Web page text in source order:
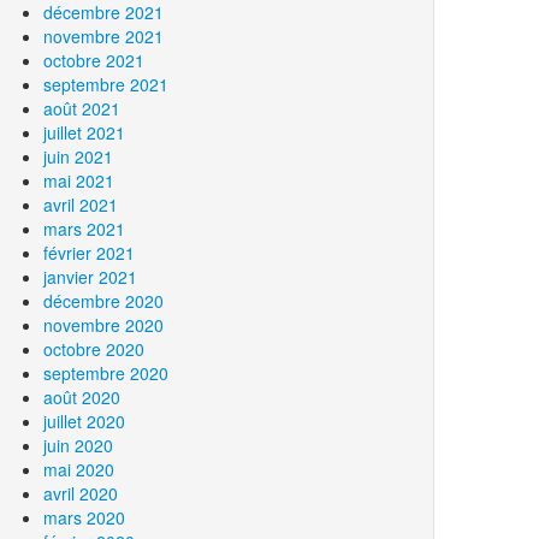
décembre 2021
novembre 2021
octobre 2021
septembre 2021
août 2021
juillet 2021
juin 2021
mai 2021
avril 2021
mars 2021
février 2021
janvier 2021
décembre 2020
novembre 2020
octobre 2020
septembre 2020
août 2020
juillet 2020
juin 2020
mai 2020
avril 2020
mars 2020